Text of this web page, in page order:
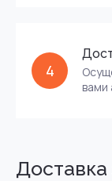
4
вами
Доставка